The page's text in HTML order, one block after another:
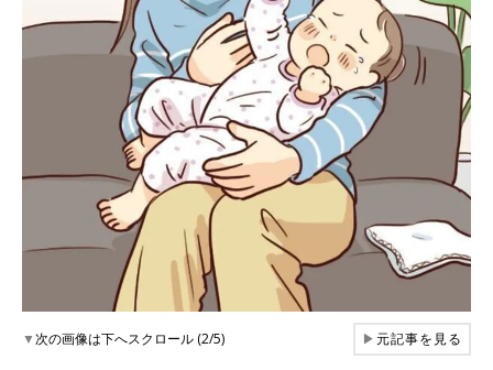
▼次の画像は下へスクロール (2/5) ▶元記事を見る